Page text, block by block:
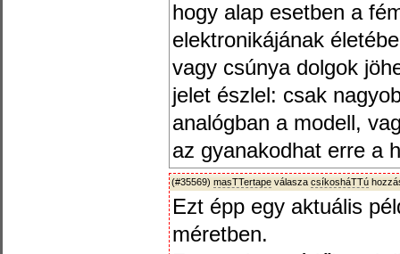
hogy alap esetben a
elektronikájának
vagy csúnya dolgok
jelet észlel: csak
analógban a modell,
az gyanakodhat erre a
(#35569) masTTertape válasza csíkosháTTú
Ezt épp egy aktuális
méretben.